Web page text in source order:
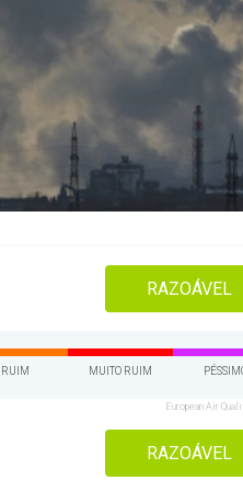
RAZOÁVEL
RUIM MUITO RUIM
European Air
RAZOÁVEL